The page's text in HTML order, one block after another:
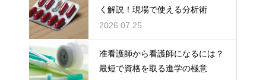
く解説！現場で使える分析術
2026.07.25
准看護師から看護師になるには？
最短で資格を取る進学の極意